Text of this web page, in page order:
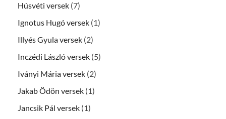
Húsvéti versek (7)
Ignotus Hugó versek (1)
Illyés Gyula versek (2)
Inczédi László versek (5)
Iványi Mária versek (2)
Jakab Ödön versek (1)
Jancsik Pál versek (1)